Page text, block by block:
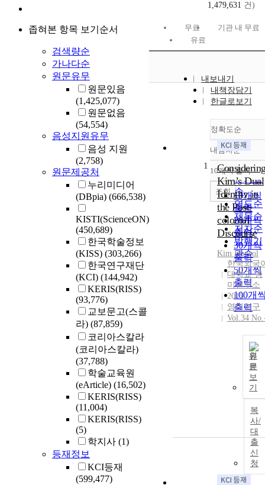
좁혀본 항목 보기순서
검색량순
가나다순
원문유무
원문있음
(1,425,077)
원문없음
(54,554)
음성지원유무
음성 지원
(2,758)
원문제공처
누리미디어
(DBpia) (666,538)
KISTI(ScienceON)
(450,689)
한국학술정보
(KISS) (303,266)
한국연구재단
(KCI) (144,942)
KERIS(RISS)
(93,776)
교보문고(스콜
라) (87,859)
코리아스칼라
(코리아스칼라)
(37,788)
학술교육원
(eArticle) (16,502)
KERIS(RISS)
(11,004)
KERIS(RISS)
(5)
학지사 (1)
등재정보
KCI등재
(599,477)
1,479,631 건)
무료
기관 내 무료
유료
내보내기
내책장담기
한글로보기
정확도순
정확도
순
인기도
순
연도순
제목순
저자순
발행기
관순
내림차순
내림차
10개씩 출력
10개씩
출력
20개씩
출력
30개씩
출력
50개씩
출력
100개
출력
조회
1
Kim’s Dual
Identity in
the Post-
colonial
Discourse
Kim Hoyeol
한국외국
대학교 영
미연구소
2015
영미연구
Vol.34
원
문
보
기
복
사/
대
출
신
청